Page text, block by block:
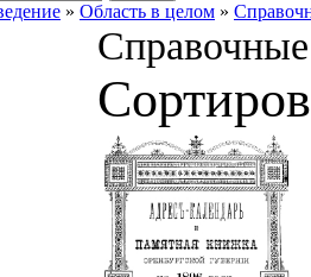
» Область в целом »